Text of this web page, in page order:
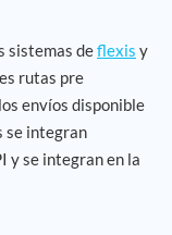
sistemas deflexis y
rutas pre
envíos disponible
se integran
y se integran en la